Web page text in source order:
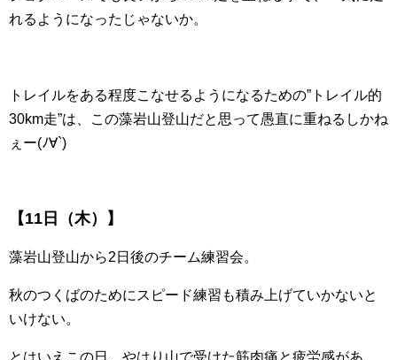
れるようになったじゃないか。
トレイルをある程度こなせるようになるための”トレイル的
30km走”は、この藻岩山登山だと思って愚直に重ねるしかね
ぇー(ﾉ∀`)
【11日（木）】
藻岩山登山から2日後のチーム練習会。
秋のつくばのためにスピード練習も積み上げていかないと
いけない。
とはいえこの日、やはり山で受けた筋肉痛と疲労感があ